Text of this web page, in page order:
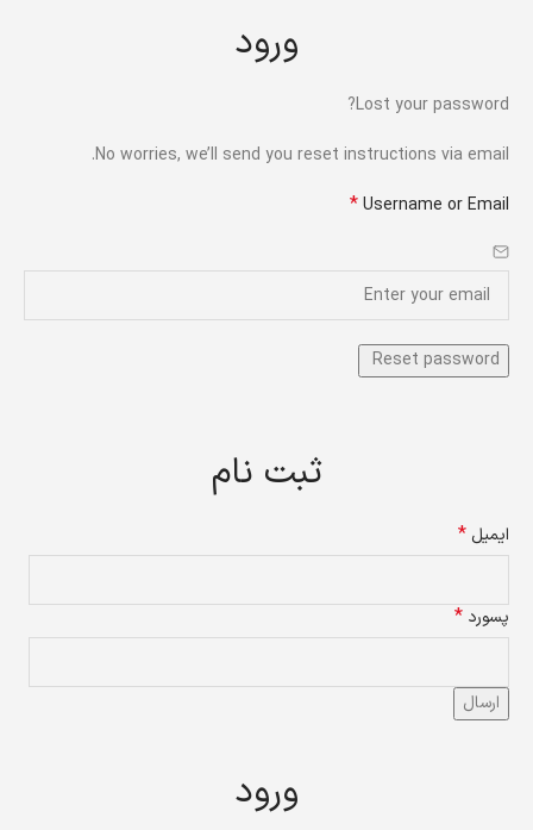
ورود
Lost your password?
No worries, we’ll send you reset instructions via email.
Username or Email
*
ثبت نام
ایمیل *
پسورد *
ارسال
ورود